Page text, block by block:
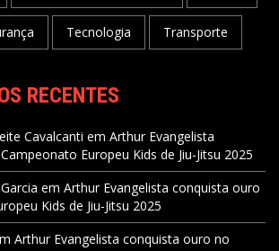
Tecnologia Transporte
RECENTES
Cavalcanti em Arthur Evangelista
Europeu Kids de Jiu-Jitsu 2025
em Arthur Evangelista conquista ouro
Kids de Jiu-Jitsu 2025
Arthur Evangelista conquista ouro no